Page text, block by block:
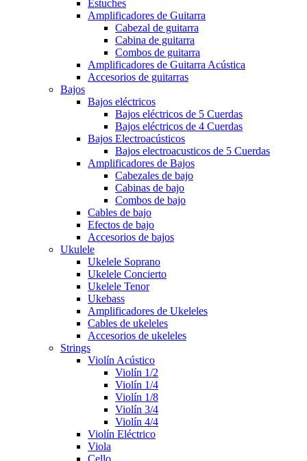
Estuches
Amplificadores de Guitarra
Cabezal de guitarra
Cabina de guitarra
Combos de guitarra
Amplificadores de Guitarra Acústica
Accesorios de guitarras
Bajos
Bajos eléctricos
Bajos eléctricos de 5 Cuerdas
Bajos eléctricos de 4 Cuerdas
Bajos Electroacústicos
Bajos electroacusticos de 5 Cuerdas
Amplificadores de Bajos
Cabezales de bajo
Cabinas de bajo
Combos de bajo
Cables de bajo
Efectos de bajo
Accesorios de bajos
Ukulele
Ukelele Soprano
Ukelele Concierto
Ukelele Tenor
Ukebass
Amplificadores de Ukeleles
Cables de ukeleles
Accesorios de ukeleles
Strings
Violín Acústico
Violín 1/2
Violín 1/4
Violín 1/8
Violín 3/4
Violín 4/4
Violín Eléctrico
Viola
Cello